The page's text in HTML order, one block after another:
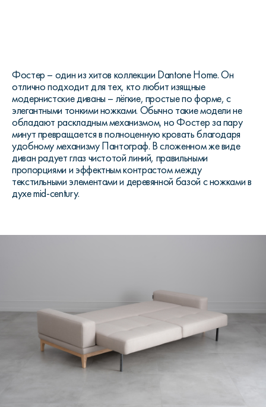
Фостер – один из хитов коллекции DantoneHome. Он
отлично подходит для тех, кто любит изящные
модернистские диваны – лёгкие, простые по форме, с
элегантными тонкими ножками. Обычно такие модели не
обладают раскладным механизмом, но Фостер за пару
минут превращается в полноценную кровать благодаря
удобному механизму Пантограф. В сложенном же виде
диван радует глаз чистотой линий, правильными
пропорциями и эффектным контрастом между
текстильными элементами и деревянной базой с ножками в
духеmid-century.